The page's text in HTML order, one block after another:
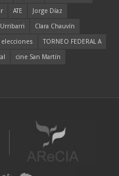
ATE
Jorge Díaz
Urribarri
Clara Chauvín
elecciones
TORNEO FEDERAL A
cine San Martín